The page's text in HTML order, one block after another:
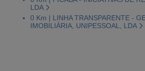
LDA
0 Km | LINHA TRANSPARENTE -
IMOBILIÁRIA, UNIPESSOAL, LDA